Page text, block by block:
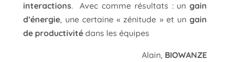
interactions. Avec comme résultats : ungain
d’énergie, une certaine « zénitude » et ungain
de productivitédans les équipes
Alain, BIOWANZE